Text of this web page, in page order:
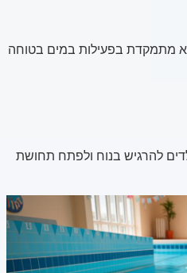
מתמקדת בפעילות במים בטוחה
להרגיש בנוח ולפתח תחושת